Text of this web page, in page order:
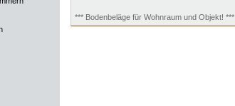
*** Bodenbeläge für Wohnraum und Objekt! ***